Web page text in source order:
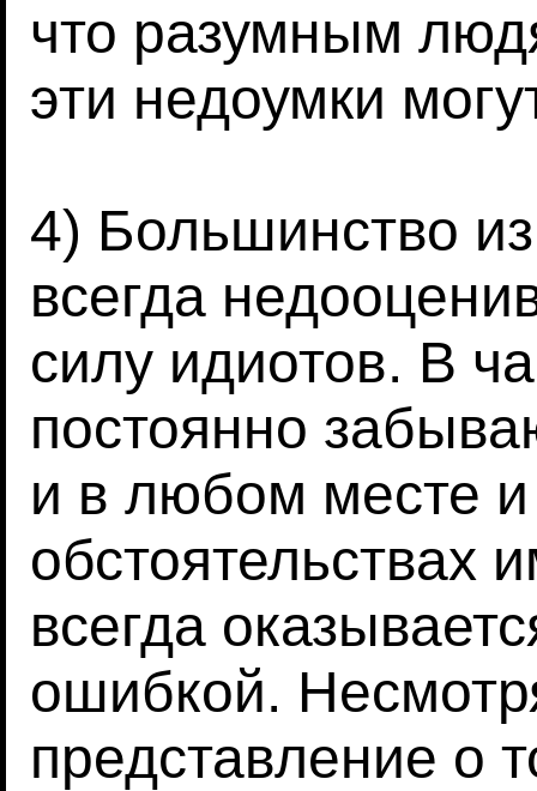
что разумным
эти недоумки
4) Большинство
всегда
силу идиотов. В
постоянно
и в любом месте
обстоятельствах
всегда
ошибкой.
представление о